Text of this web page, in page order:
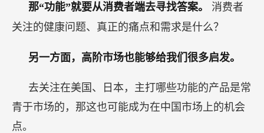
那“功能”就要从消费者端去寻找答案。 消费者
关注的健康问题、真正的痛点和需求是什么？
另一方面，高阶市场也能够给我们很多启发。
去关注在美国、日本，主打哪些功能的产品是常
青于市场的，那这也可能成为在中国市场上的机会
点。